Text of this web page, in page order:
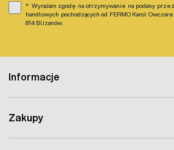
Informacje
Zakupy
Wyrażam zgodę na otrzymywanie na podany
handlowych pochodzących od FERMO Karol
814 Blizanów.